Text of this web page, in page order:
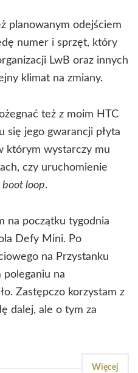
planowanym odejściem
numer i sprzęt, który
LwB oraz innych
klimat na zmiany.
też z moim HTC
się jego gwarancji płyta
którym wystarczy mu
czy uruchomienie
boot loop.
na początku tygodnia
Defy Mini. Po
na Przystanku
na
Zastępczo korzystam z
dalej, ale o tym za
Więcej